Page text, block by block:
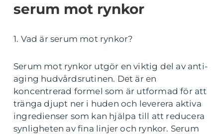
serum mot rynkor
1. Vad är serum mot rynkor?
Serum mot rynkor utgör en viktig del av anti-
aging hudvårdsrutinen. Det är en
koncentrerad formel som är utformad för att
tränga djupt ner i huden och leverera aktiva
ingredienser som kan hjälpa till att reducera
synligheten av fina linjer och rynkor. Serum